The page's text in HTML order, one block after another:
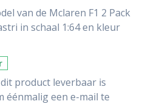
van de Mclaren F1 2 Pack
in schaal 1:64 en kleur
product leverbaar is
éénmalig een e-mail te